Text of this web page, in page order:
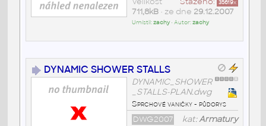
35619x
711,8kB• ze dne 29.12.2007
Umístil:zachy• Autor:zachy
DYNAMIC SHOWER STALLS
DYNAMIC_SHOWER
_STALLS-PLAN.dwg
Sprchové vaničky - půdorys
kat:Armatury
DWG2007